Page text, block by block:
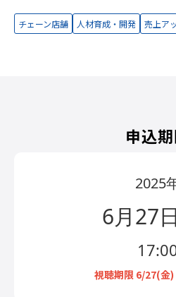
チェーン店舗 人材育成・開発 売上ア
申込
2025
6月27
視聴期限 6/27(金